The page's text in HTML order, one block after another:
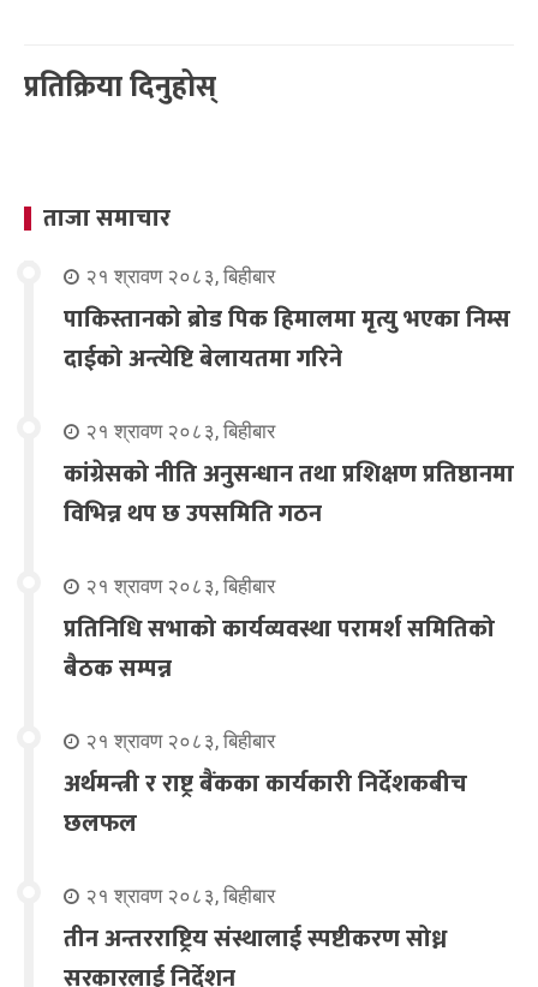
प्रतिक्रिया दिनुहोस्
ताजा समाचार
२१ श्रावण २०८३, बिहीबार
पाकिस्तानको ब्रोड पिक हिमालमा मृत्यु भएका निम्स
दाईको अन्त्येष्टि बेलायतमा गरिने
२१ श्रावण २०८३, बिहीबार
कांग्रेसको नीति अनुसन्धान तथा प्रशिक्षण प्रतिष्ठानमा
विभिन्न थप छ उपसमिति गठन
२१ श्रावण २०८३, बिहीबार
प्रतिनिधि सभाको कार्यव्यवस्था परामर्श समितिको
बैठक सम्पन्न
२१ श्रावण २०८३, बिहीबार
अर्थमन्त्री र राष्ट्र बैंकका कार्यकारी निर्देशकबीच
छलफल
२१ श्रावण २०८३, बिहीबार
तीन अन्तरराष्ट्रिय संस्थालाई स्पष्टीकरण सोध्न
सरकारलाई निर्देशन